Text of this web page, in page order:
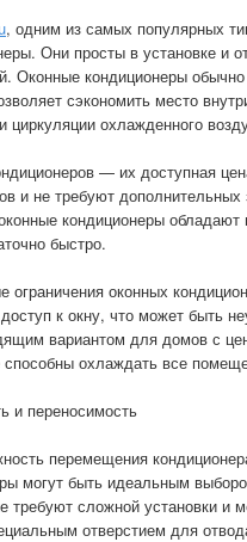
, одним из самых популярных
Они просты в установке и
Оконные кондиционеры обычно
сэкономить место
циркуляции охлажденного
— их доступная
и не требуют дополнительных
кондиционеры
быстро.
ограничения оконных
к окну, что может быть
вариантом для домов с
способны охлаждать все
и переносимость
перемещения
могут быть идеальным
требуют сложной установки и
отверстием для